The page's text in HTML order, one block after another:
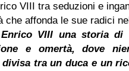
VIII tra seduzioni e
che affonda le sue radici
VIII una storia di
e omertà, dove
divisa tra un duca e un